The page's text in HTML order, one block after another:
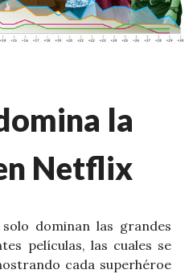
la
Netflix
dominan las grandes
películas, las cuales se
cada superhéroe